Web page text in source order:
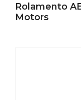
Rolamento
Motors